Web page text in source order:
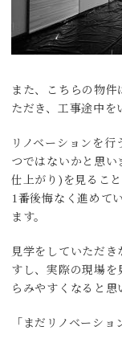
また、こちらの物
ただき、工事途中を
リノベーションを行
つではないかと思い
仕上がり)を見ること
1番後悔なく進めて
ます。
見学をしていただ
すし、実際の現場を
らみやすくなると
「まだリノベーシ